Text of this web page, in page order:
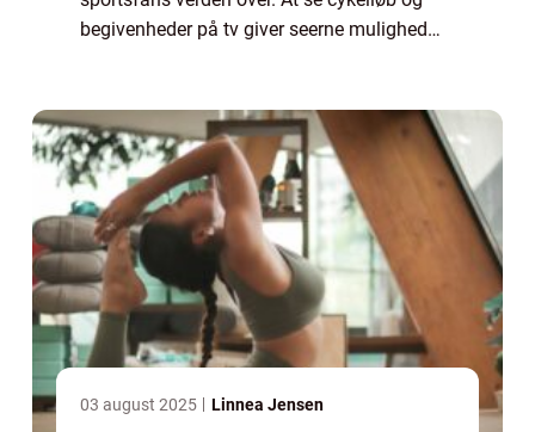
begivenheder på tv giver seerne mulighed
uden selv at være ...
03 august 2025 Linnea Jensen